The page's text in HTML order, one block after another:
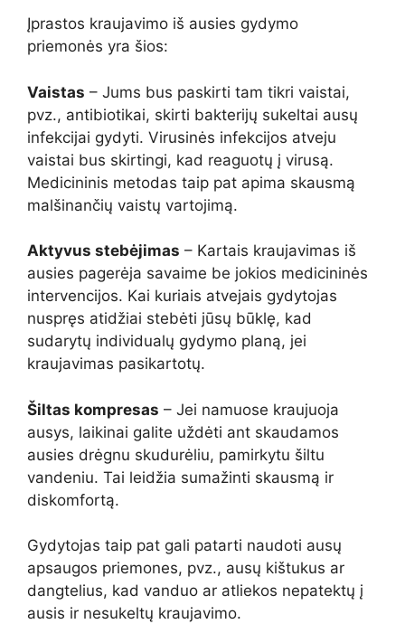
Įprastos kraujavimo iš ausies gydymo
priemonės yra šios:
Vaistas – Jums bus paskirti tam tikri vaistai,
pvz., antibiotikai, skirti bakterijų sukeltai ausų
infekcijai gydyti. Virusinės infekcijos atveju
vaistai bus skirtingi, kad reaguotų į virusą.
Medicininis metodas taip pat apima skausmą
malšinančių vaistų vartojimą.
Aktyvus stebėjimas – Kartais kraujavimas iš
ausies pagerėja savaime be jokios medicininės
intervencijos. Kai kuriais atvejais gydytojas
nuspręs atidžiai stebėti jūsų būklę, kad
sudarytų individualų gydymo planą, jei
kraujavimas pasikartotų.
Šiltas kompresas – Jei namuose kraujuoja
ausys, laikinai galite uždėti ant skaudamos
ausies drėgnu skudurėliu, pamirkytu šiltu
vandeniu. Tai leidžia sumažinti skausmą ir
diskomfortą.
Gydytojas taip pat gali patarti naudoti ausų
apsaugos priemones, pvz., ausų kištukus ar
dangtelius, kad vanduo ar atliekos nepatektų į
ausis ir nesukeltų kraujavimo.